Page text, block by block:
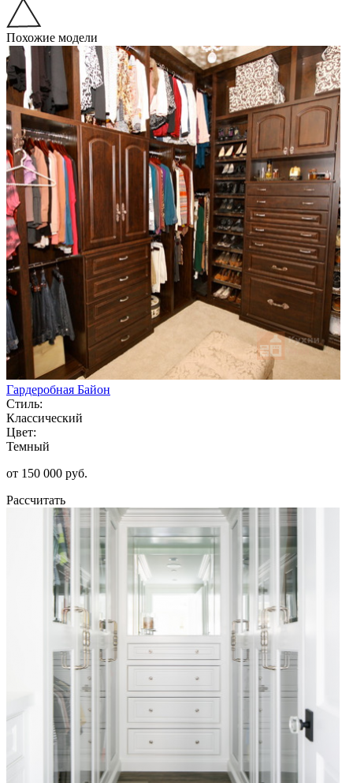
Похожие модели
Гардеробная Байон
Стиль:
Классический
Цвет:
Темный
от 150 000 руб.
Рассчитать